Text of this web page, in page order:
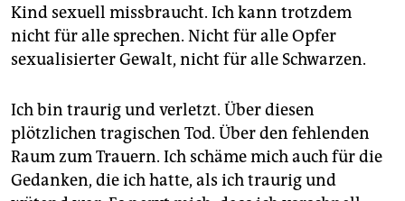
Kind sexuell missbraucht. Ich kann trotzdem
nicht für alle sprechen. Nicht für alle Opfer
sexualisierter Gewalt, nicht für alle Schwarzen.
Ich bin traurig und verletzt. Über diesen
plötzlichen tragischen Tod. Über den fehlenden
Raum zum Trauern. Ich schäme mich auch für die
Gedanken, die ich hatte, als ich traurig und